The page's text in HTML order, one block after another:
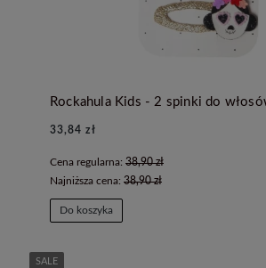
33,84 zł
Cena regularna: 38,90 zł
Najniższa cena: 38,90 zł
Do koszyka
SALE